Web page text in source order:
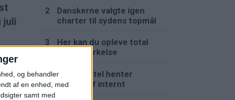
og behandler
af en enhed, med
samt med
juli
Danskerne valgte igen
charter til sydens topmål
Her kan du opleve total
solformørkelse
Ruths Hotel henter
hotelchef internt